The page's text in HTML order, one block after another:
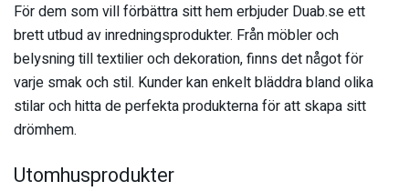
För dem som vill förbättra sitt hem erbjuder Duab.se ett
brett utbud av inredningsprodukter. Från möbler och
belysning till textilier och dekoration, finns det något för
varje smak och stil. Kunder kan enkelt bläddra bland olika
stilar och hitta de perfekta produkterna för att skapa sitt
drömhem.
Utomhusprodukter